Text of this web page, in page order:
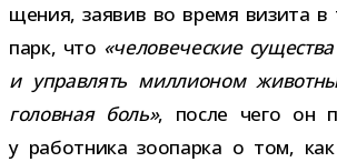
ще­ния, заявив во время визита в
парк, что «чело­ве­че­ские
и управ­лять мил­ли­о­ном
голов­ная боль», после чего он
у работ­ника зоо­парка о том, как